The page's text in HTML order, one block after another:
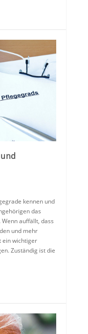
kennen und
das
auffällt, dass
und mehr
ein wichtiger
Zuständig ist die